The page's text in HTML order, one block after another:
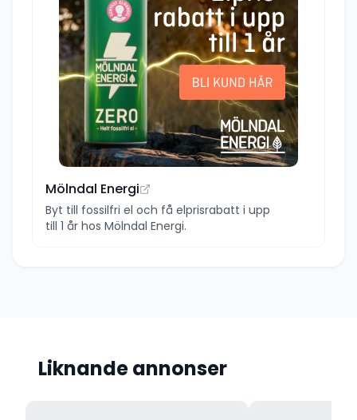
Mölndal Energi
Byt till fossilfri el och få elprisrabatt i upp
till 1 år hos Mölndal Energi.
Liknande annonser